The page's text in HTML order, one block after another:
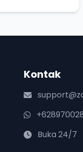
Kontak
Buka 24/7